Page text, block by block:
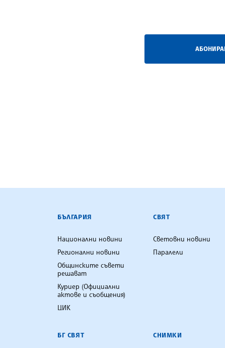
БЪЛГАРСКА ТЕЛЕГРАФНА
БЪЛГАРИЯ
Национални новини
Регионални новини
Общинските съвети
решават
Куриер (Официални
актове и съобщения)
ЦИК
СВЯТ
Световни новини
Паралели
БГ СВЯТ СНИМКИ